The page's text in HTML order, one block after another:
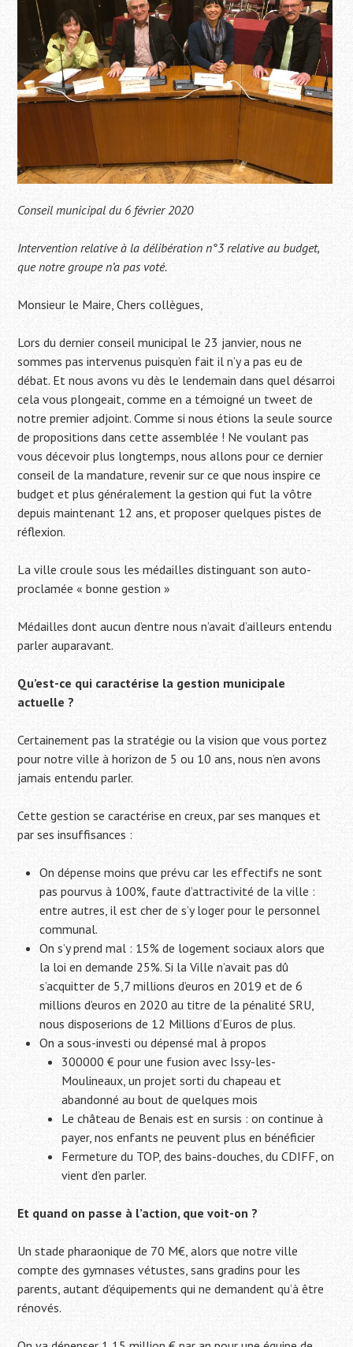
Conseil municipal du 6 février 2020
Intervention relative à la délibération n°3 relative au budget,
que notre groupe n’a pas voté.
Monsieur le Maire, Chers collègues,
Lors du dernier conseil municipal le 23 janvier, nous ne
sommes pas intervenus puisqu’en fait il n’y a pas eu de
débat. Et nous avons vu dès le lendemain dans quel désarroi
cela vous plongeait, comme en a témoigné un tweet de
notre premier adjoint. Comme si nous étions la seule source
de propositions dans cette assemblée ! Ne voulant pas
vous décevoir plus longtemps, nous allons pour ce dernier
conseil de la mandature, revenir sur ce que nous inspire ce
budget et plus généralement la gestion qui fut la vôtre
depuis maintenant 12 ans, et proposer quelques pistes de
réflexion.
La ville croule sous les médailles distinguant son auto-
proclamée « bonne gestion »
Médailles dont aucun d’entre nous n’avait d’ailleurs entendu
parler auparavant.
Qu’est-ce qui caractérise la gestion municipale
actuelle ?
Certainement pas la stratégie ou la vision que vous portez
pour notre ville à horizon de 5 ou 10 ans, nous n’en avons
jamais entendu parler.
Cette gestion se caractérise en creux, par ses manques et
par ses insuffisances :
On dépense moins que prévu car les effectifs ne sont
pas pourvus à 100%, faute d’attractivité de la ville :
entre autres, il est cher de s’y loger pour le personnel
communal.
On s’y prend mal : 15% de logement sociaux alors que
la loi en demande 25%. Si la Ville n’avait pas dû
s’acquitter de 5,7 millions d’euros en 2019 et de 6
millions d’euros en 2020 au titre de la pénalité SRU,
nous disposerions de 12 Millions d’Euros de plus.
On a sous-investi ou dépensé mal à propos
300000 € pour une fusion avec Issy-les-
Moulineaux, un projet sorti du chapeau et
abandonné au bout de quelques mois
Le château de Benais est en sursis : on continue à
payer, nos enfants ne peuvent plus en bénéficier
Fermeture du TOP, des bains-douches, du CDIFF, on
vient d’en parler.
Et quand on passe à l’action, que voit-on ?
Un stade pharaonique de 70 M€, alors que notre ville
compte des gymnases vétustes, sans gradins pour les
parents, autant d’équipements qui ne demandent qu’à être
rénovés.